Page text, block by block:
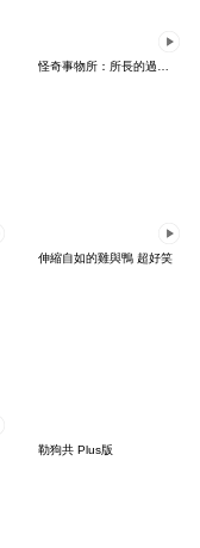
伸縮自如的雞與鴨 超好笑
勒狗共 Plus版